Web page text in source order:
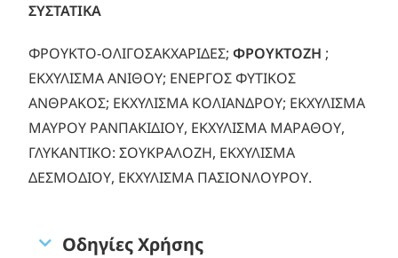
ΣΥΣΤΑΤΙΚΑ
ΦΡΟΥΚΤΟ-ΟΛΙΓΟΣΑΚΧΑΡΙΔΕΣ;ΦΡΟΥΚΤΟΖΗ ;
ΕΚΧΥΛΙΣΜΑ ΑΝΙΘΟΥ; ΕΝΕΡΓΟΣ ΦΥΤΙΚΟΣ
ΑΝΘΡΑΚΟΣ; ΕΚΧΥΛΙΣΜΑ ΚΟΛΙΑΝΔΡΟΥ; ΕΚΧΥΛΙΣΜΑ
ΜΑΥΡΟΥ ΡΑΝΠΑΚΙΔΙΟΥ, ΕΚΧΥΛΙΣΜΑ ΜΑΡΑΘΟΥ,
ΓΛΥΚΑΝΤΙΚΟ: ΣΟΥΚΡΑΛΟΖΗ, ΕΚΧΥΛΙΣΜΑ
ΔΕΣΜΟΔΙΟΥ, ΕΚΧΥΛΙΣΜΑ ΠΑΣΙΟΝΛΟΥΡΟΥ.
Οδηγίες Χρήσης